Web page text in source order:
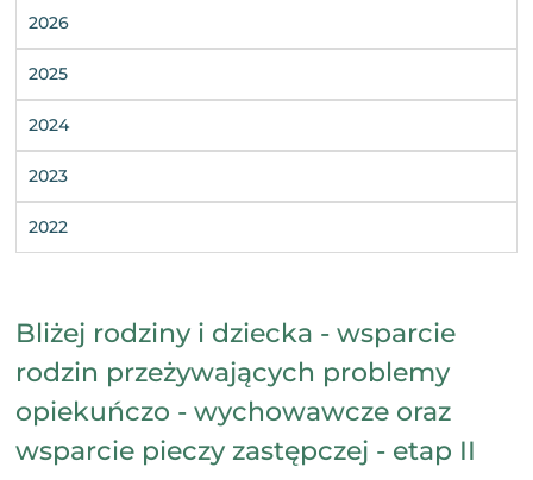
2026
2025
2024
2023
2022
Bliżej rodziny i dziecka - wsparcie
rodzin przeżywających problemy
opiekuńczo - wychowawcze oraz
wsparcie pieczy zastępczej - etap II